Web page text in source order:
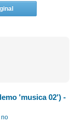
'musica 02') -
no